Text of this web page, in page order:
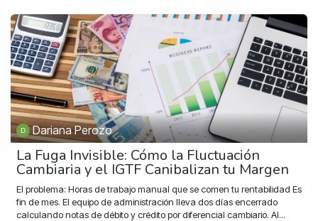
Dariana Perozo
La Fuga Invisible: Cómo la Fluctuación
Cambiaria y el IGTF Canibalizan tu Margen
El problema: Horas de trabajo manual que se comen tu rentabilidad Es
fin de mes. El equipo de administración lleva dos días encerrado
calculando notas de débito y crédito por diferencial cambiario. Al...